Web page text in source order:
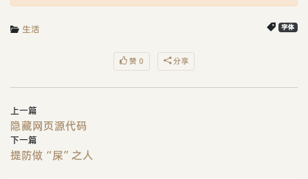
生活 字体
赞 0 分享
上一篇
隐藏网页源代码
下一篇
提防做“屎”之人